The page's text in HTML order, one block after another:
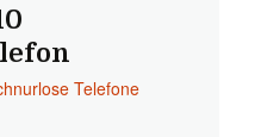
Telefone